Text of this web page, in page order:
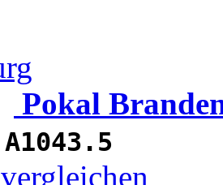
Pokal
A1043.5
vergleichen